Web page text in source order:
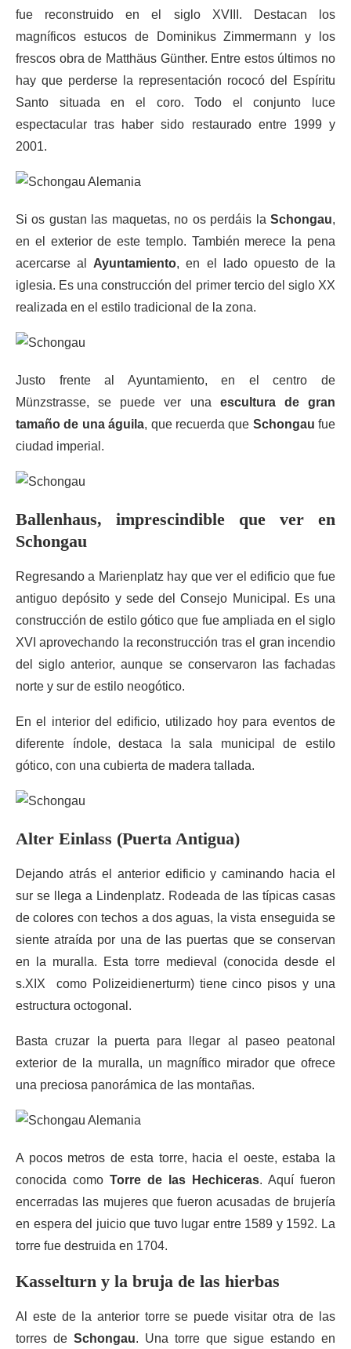
fue reconstruido en el siglo XVIII. Destacan los
magníficos estucos de Dominikus Zimmermann y los
frescos obra de Matthäus Günther. Entre estos últimos no
hay que perderse la representación rococó del Espíritu
Santo situada en el coro. Todo el conjunto luce
espectacular tras haber sido restaurado entre 1999 y
2001.
Si os gustan las maquetas, no os perdáis la Schongau,
en el exterior de este templo. También merece la pena
acercarse al Ayuntamiento, en el lado opuesto de la
iglesia. Es una construcción del primer tercio del siglo XX
realizada en el estilo tradicional de la zona.
Justo frente al Ayuntamiento, en el centro de
Münzstrasse, se puede ver una escultura de gran
tamaño de una águila, que recuerda que Schongau fue
ciudad imperial.
Ballenhaus, imprescindible que ver en
Schongau
Regresando a Marienplatz hay que ver el edificio que fue
antiguo depósito y sede del Consejo Municipal. Es una
construcción de estilo gótico que fue ampliada en el siglo
XVI aprovechando la reconstrucción tras el gran incendio
del siglo anterior, aunque se conservaron las fachadas
norte y sur de estilo neogótico.
En el interior del edificio, utilizado hoy para eventos de
diferente índole, destaca la sala municipal de estilo
gótico, con una cubierta de madera tallada.
Alter Einlass (Puerta Antigua)
Dejando atrás el anterior edificio y caminando hacia el
sur se llega a Lindenplatz. Rodeada de las típicas casas
de colores con techos a dos aguas, la vista enseguida se
siente atraída por una de las puertas que se conservan
en la muralla. Esta torre medieval (conocida desde el
s.XIX como Polizeidienerturm) tiene cinco pisos y una
estructura octogonal.
Basta cruzar la puerta para llegar al paseo peatonal
exterior de la muralla, un magnífico mirador que ofrece
una preciosa panorámica de las montañas.
A pocos metros de esta torre, hacia el oeste, estaba la
conocida como Torre de las Hechiceras. Aquí fueron
encerradas las mujeres que fueron acusadas de brujería
en espera del juicio que tuvo lugar entre 1589 y 1592. La
torre fue destruida en 1704.
Kasselturn y la bruja de las hierbas
Al este de la anterior torre se puede visitar otra de las
torres de Schongau. Una torre que sigue estando en